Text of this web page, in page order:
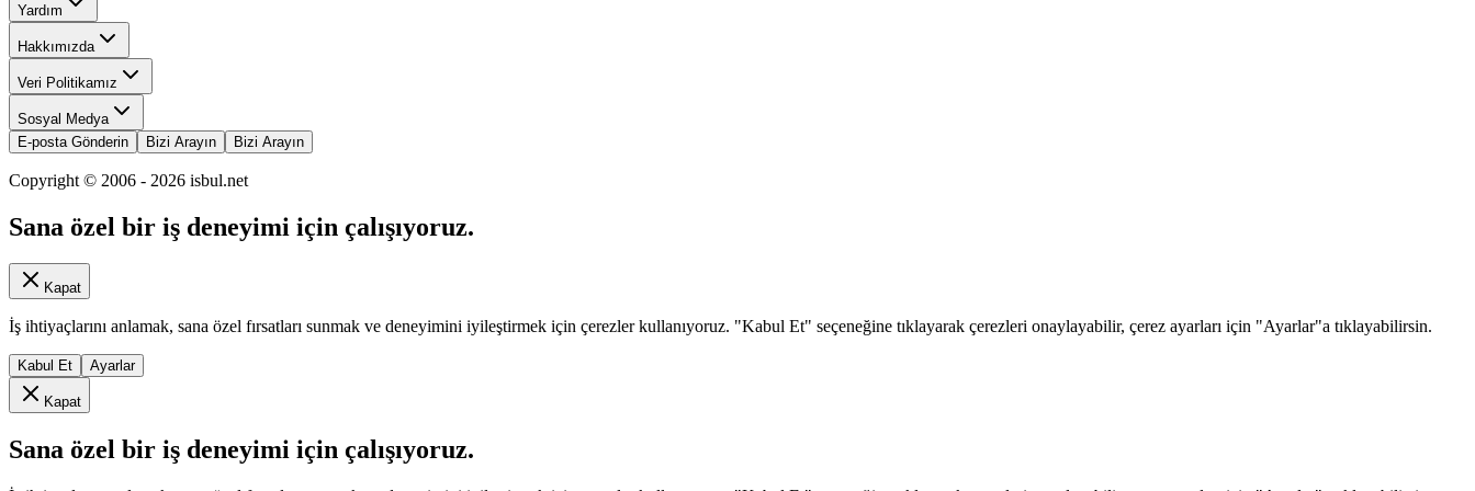
Yardım
Hakkımızda
Veri Politikamız
Sosyal Medya
E-posta Gönderin
Bizi Arayın Bizi Arayın
Copyright © 2006 - 2026 isbul.net
Sana özel bir iş deneyimi için çalışıyoruz.
Kapat
İş ihtiyaçlarını anlamak, sana özel fırsatları sunmak ve deneyimini iyileştirmek için çerezler kullanıyoruz. "Kabul Et" seçeneğine tıklayarak çerezleri onaylayabilir, çerez ayarları için "Ayarlar"a tıklayabilirsin.
Kabul Et Ayarlar
Kapat
Sana özel bir iş deneyimi için çalışıyoruz.